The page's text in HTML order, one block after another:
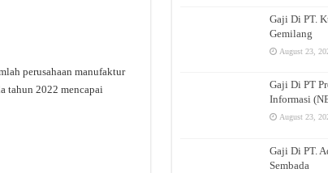
perusahaan manufaktur
tahun 2022 mencapai
Gaji Di PT.
Gemilang
August 23,
Gaji Di PT
Informasi
August 23,
Gaji Di PT.
Sembada